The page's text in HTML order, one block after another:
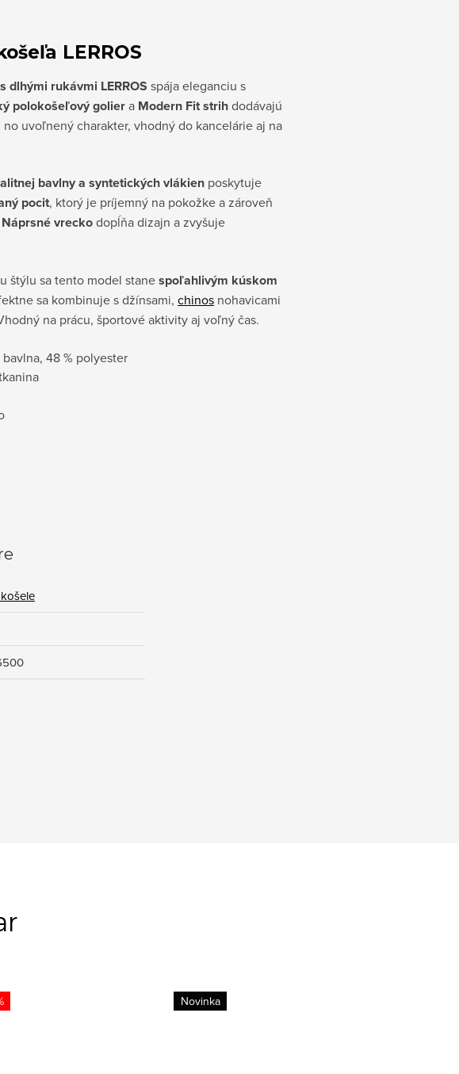
LERROS
dlhými rukávmi LERROS spája eleganciu s
polokošeľový goliera Modern Fit strihdodávajú
uvoľnený charakter, vhodný do kancelárie aj na
bavlny a syntetických vlákien poskytuje
pocit, ktorý je príjemný na pokožke a zároveň
Náprsné vreckodopĺňa dizajn a zvyšuje
štýlu sa tento model stanespoľahlivým kúskom
sa kombinuje s džínsami, chinos nohavicami
na prácu, športové aktivity aj voľný čas.
48 % polyester
Novinka